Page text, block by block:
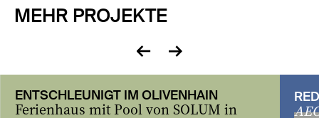
MEHR PROJEKTE
zurück
vor
ENTSCHLEUNIGT IM OLIVENHAIN
Ferienhaus mit Pool von SOLUM in